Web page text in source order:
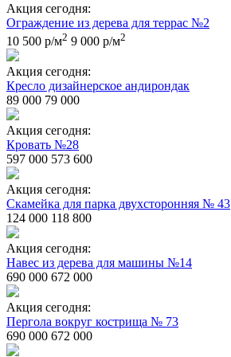
Акция сегодня:
Ограждение из дерева для террас №2
10 500 р/м2 9 000 р/м2
Акция сегодня:
Кресло дизайнерское андирондак
89 000 79 000
Акция сегодня:
Кровать №28
597 000 573 600
Акция сегодня:
Скамейка для парка двухсторонняя № 43
124 000 118 800
Акция сегодня:
Навес из дерева для машины №14
690 000 672 000
Акция сегодня:
Пергола вокруг кострища № 73
690 000 672 000